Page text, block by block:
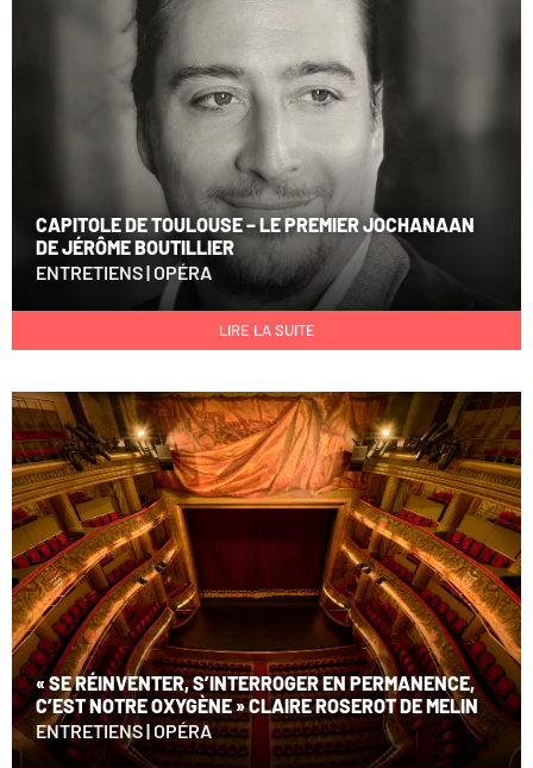
CAPITOLE DE TOULOUSE – LE PREMIER JOCHANAAN
DE JÉRÔME BOUTILLIER
ENTRETIENS|OPÉRA
LIRE LA SUITE
« SE RÉINVENTER, S’INTERROGER EN PERMANENCE,
C’EST NOTRE OXYGÈNE » CLAIRE ROSEROT DE MELIN
ENTRETIENS|OPÉRA